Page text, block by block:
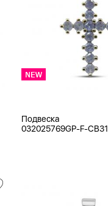
Подвеска
032025769GP-F-CB31